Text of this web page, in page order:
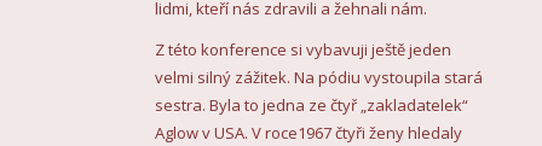
lidmi, kteří nás zdravili a žehnali nám.
Z této konference si vybavuji ještě jeden
velmi silný zážitek. Na pódiu vystoupila stará
sestra. Byla to jedna ze čtyř „zakladatelek“
Aglow v USA. V roce1967 čtyři ženy hledaly